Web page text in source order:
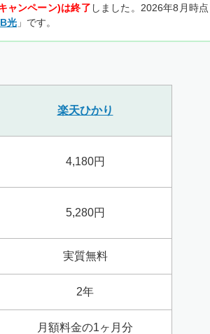
ャンペーン)は終了 しました。2026年8月時点
光 」です。
楽天ひかり
4,180円
5,280円
実質無料
2年
月額料金の1ヶ月分